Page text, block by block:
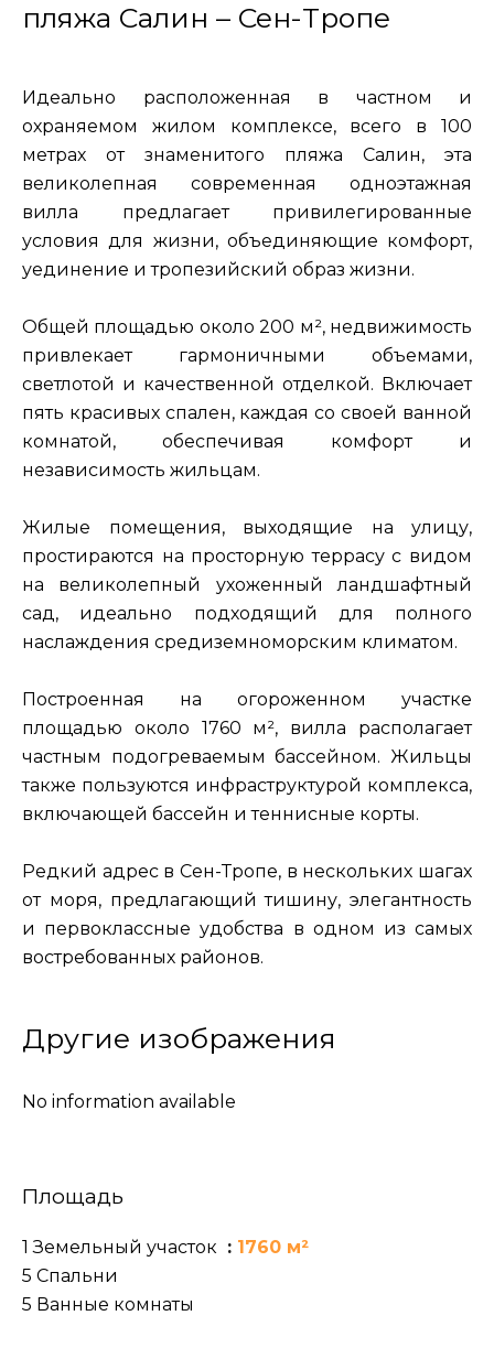
пляжа Салин – Сен-Тропе
Идеально расположенная в частном и
охраняемом жилом комплексе, всего в 100
метрах от знаменитого пляжа Салин, эта
великолепная современная одноэтажная
вилла предлагает привилегированные
условия для жизни, объединяющие комфорт,
уединение и тропезийский образ жизни.
Общей площадью около 200 м², недвижимость
привлекает гармоничными объемами,
светлотой и качественной отделкой. Включает
пять красивых спален, каждая со своей ванной
комнатой, обеспечивая комфорт и
независимость жильцам.
Жилые помещения, выходящие на улицу,
простираются на просторную террасу с видом
на великолепный ухоженный ландшафтный
сад, идеально подходящий для полного
наслаждения средиземноморским климатом.
Построенная на огороженном участке
площадью около 1760 м², вилла располагает
частным подогреваемым бассейном. Жильцы
также пользуются инфраструктурой комплекса,
включающей бассейн и теннисные корты.
Редкий адрес в Сен-Тропе, в нескольких шагах
от моря, предлагающий тишину, элегантность
и первоклассные удобства в одном из самых
востребованных районов.
Другие изображения
No information available
Площадь
1 Земельный участок
1760 м²
5 Спальни
5 Ванные комнаты